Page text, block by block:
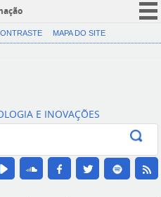
CORONAVÍRUS (COVID-19)
Canais
MAPA DO SITE
E INOVAÇÕES